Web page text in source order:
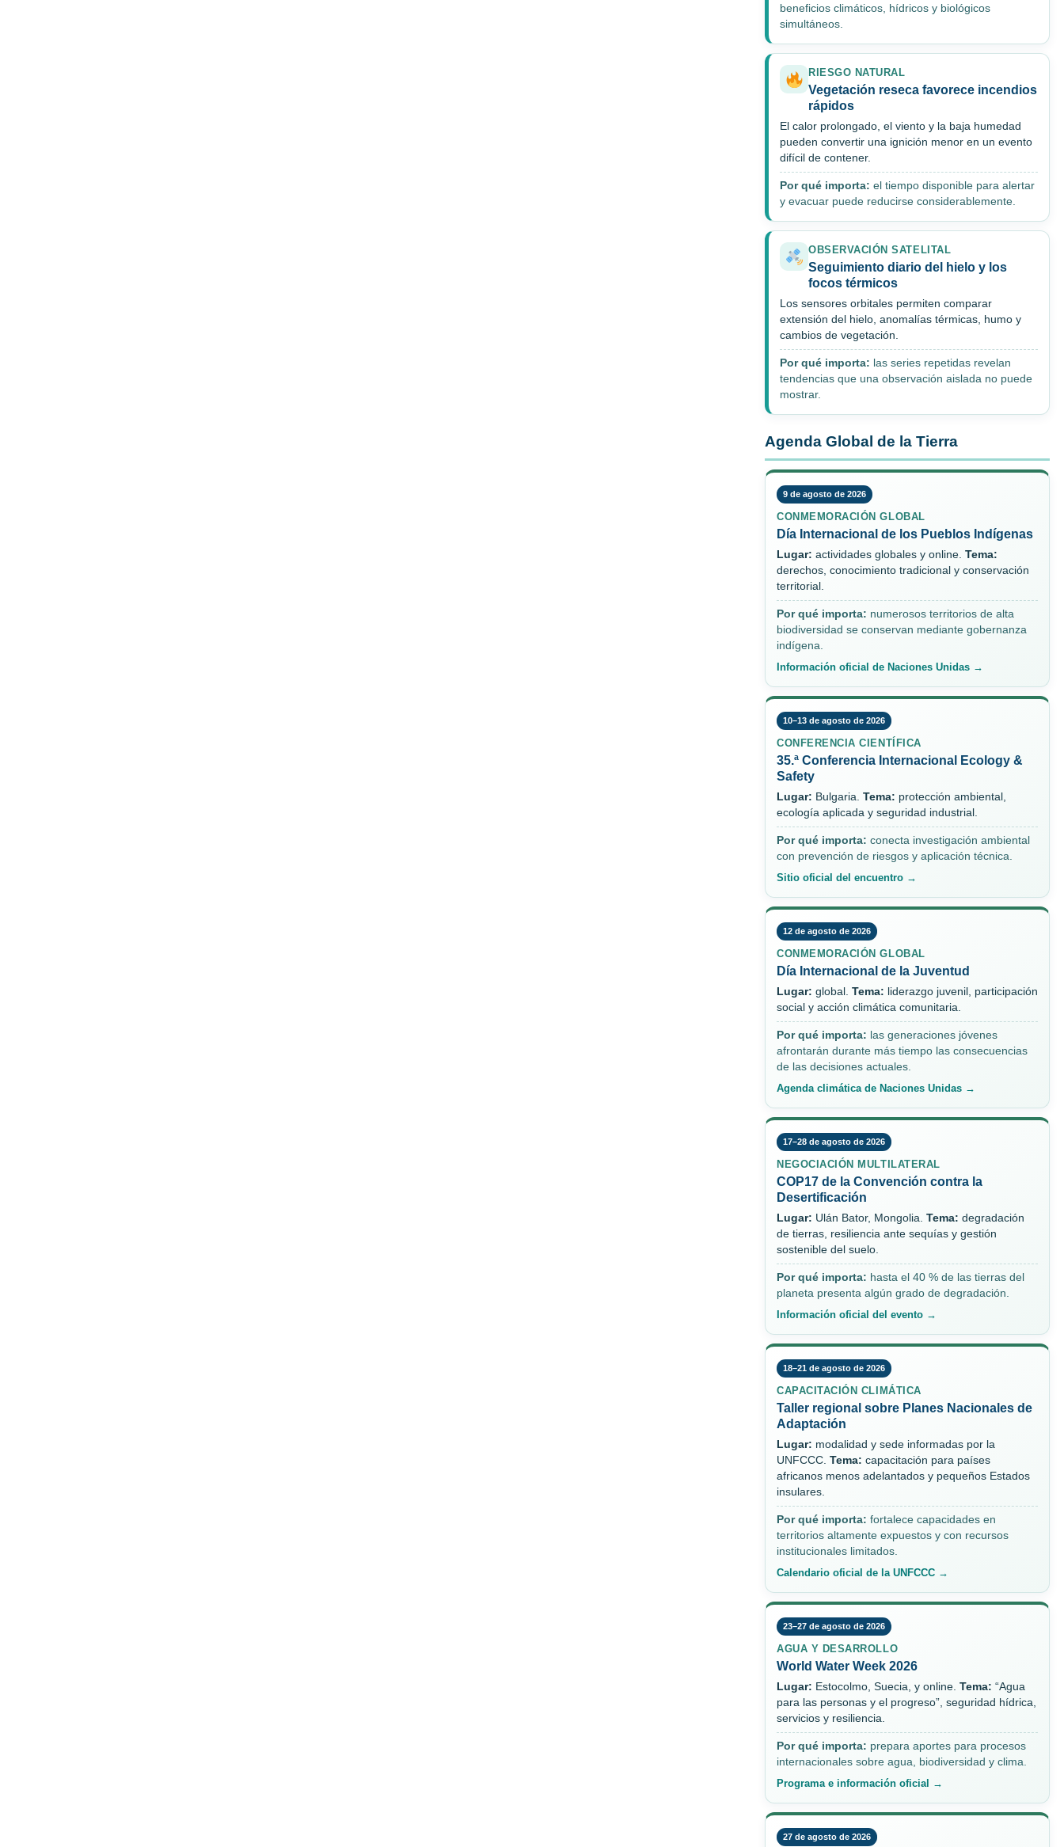
beneficios climáticos, hídricos y biológicos
simultáneos.
RIESGO NATURAL
Vegetación reseca favorece incendios
rápidos
El calor prolongado, el viento y la baja humedad
pueden convertir una ignición menor en un evento
difícil de contener.
Por qué importa: el tiempo disponible para alertar
y evacuar puede reducirse considerablemente.
OBSERVACIÓN SATELITAL
Seguimiento diario del hielo y los
focos térmicos
Los sensores orbitales permiten comparar
extensión del hielo, anomalías térmicas, humo y
cambios de vegetación.
Por qué importa: las series repetidas revelan
tendencias que una observación aislada no puede
mostrar.
Agenda Global de la Tierra
9 de agosto de 2026
CONMEMORACIÓN GLOBAL
Día Internacional de los Pueblos Indígenas
Lugar: actividades globales y online. Tema:
derechos, conocimiento tradicional y conservación
territorial.
Por qué importa: numerosos territorios de alta
biodiversidad se conservan mediante gobernanza
indígena.
Información oficial de Naciones Unidas →
10–13 de agosto de 2026
CONFERENCIA CIENTÍFICA
35.ª Conferencia Internacional Ecology &
Safety
Lugar: Bulgaria. Tema: protección ambiental,
ecología aplicada y seguridad industrial.
Por qué importa: conecta investigación ambiental
con prevención de riesgos y aplicación técnica.
Sitio oficial del encuentro →
12 de agosto de 2026
CONMEMORACIÓN GLOBAL
Día Internacional de la Juventud
Lugar: global. Tema: liderazgo juvenil, participación
social y acción climática comunitaria.
Por qué importa: las generaciones jóvenes
afrontarán durante más tiempo las consecuencias
de las decisiones actuales.
Agenda climática de Naciones Unidas →
17–28 de agosto de 2026
NEGOCIACIÓN MULTILATERAL
COP17 de la Convención contra la
Desertificación
Lugar: Ulán Bator, Mongolia. Tema: degradación
de tierras, resiliencia ante sequías y gestión
sostenible del suelo.
Por qué importa: hasta el 40 % de las tierras del
planeta presenta algún grado de degradación.
Información oficial del evento →
18–21 de agosto de 2026
CAPACITACIÓN CLIMÁTICA
Taller regional sobre Planes Nacionales de
Adaptación
Lugar: modalidad y sede informadas por la
UNFCCC. Tema: capacitación para países
africanos menos adelantados y pequeños Estados
insulares.
Por qué importa: fortalece capacidades en
territorios altamente expuestos y con recursos
institucionales limitados.
Calendario oficial de la UNFCCC →
23–27 de agosto de 2026
AGUA Y DESARROLLO
World Water Week 2026
Lugar: Estocolmo, Suecia, y online. Tema: “Agua
para las personas y el progreso”, seguridad hídrica,
servicios y resiliencia.
Por qué importa: prepara aportes para procesos
internacionales sobre agua, biodiversidad y clima.
Programa e información oficial →
27 de agosto de 2026